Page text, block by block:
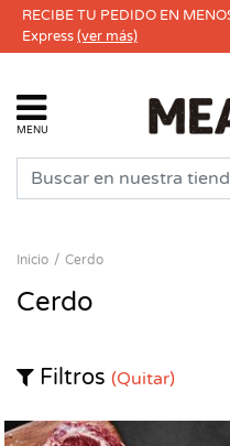
RECIBE TU PEDIDO EN
Express(ver más)
MENU
Inicio Cerdo
Cerdo
Filtros (Quitar)